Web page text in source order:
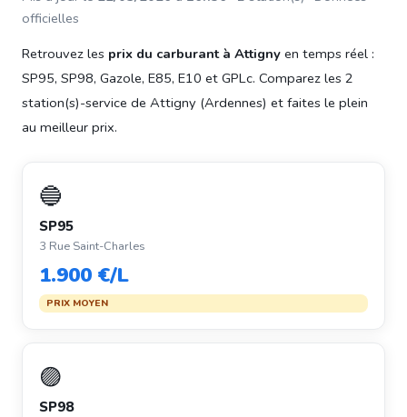
officielles
Retrouvez les prix du carburant à Attigny en temps réel :
SP95, SP98, Gazole, E85, E10 et GPLc. Comparez les 2
station(s)-service de Attigny (Ardennes) et faites le plein
au meilleur prix.
🔵
SP95
3 Rue Saint-Charles
1.900 €/L
PRIX MOYEN
🟣
SP98